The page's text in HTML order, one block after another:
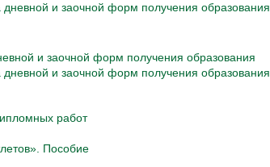
и заочной форм получения образования
и заочной форм получения образования
и заочной форм получения образования
работ
Пособие